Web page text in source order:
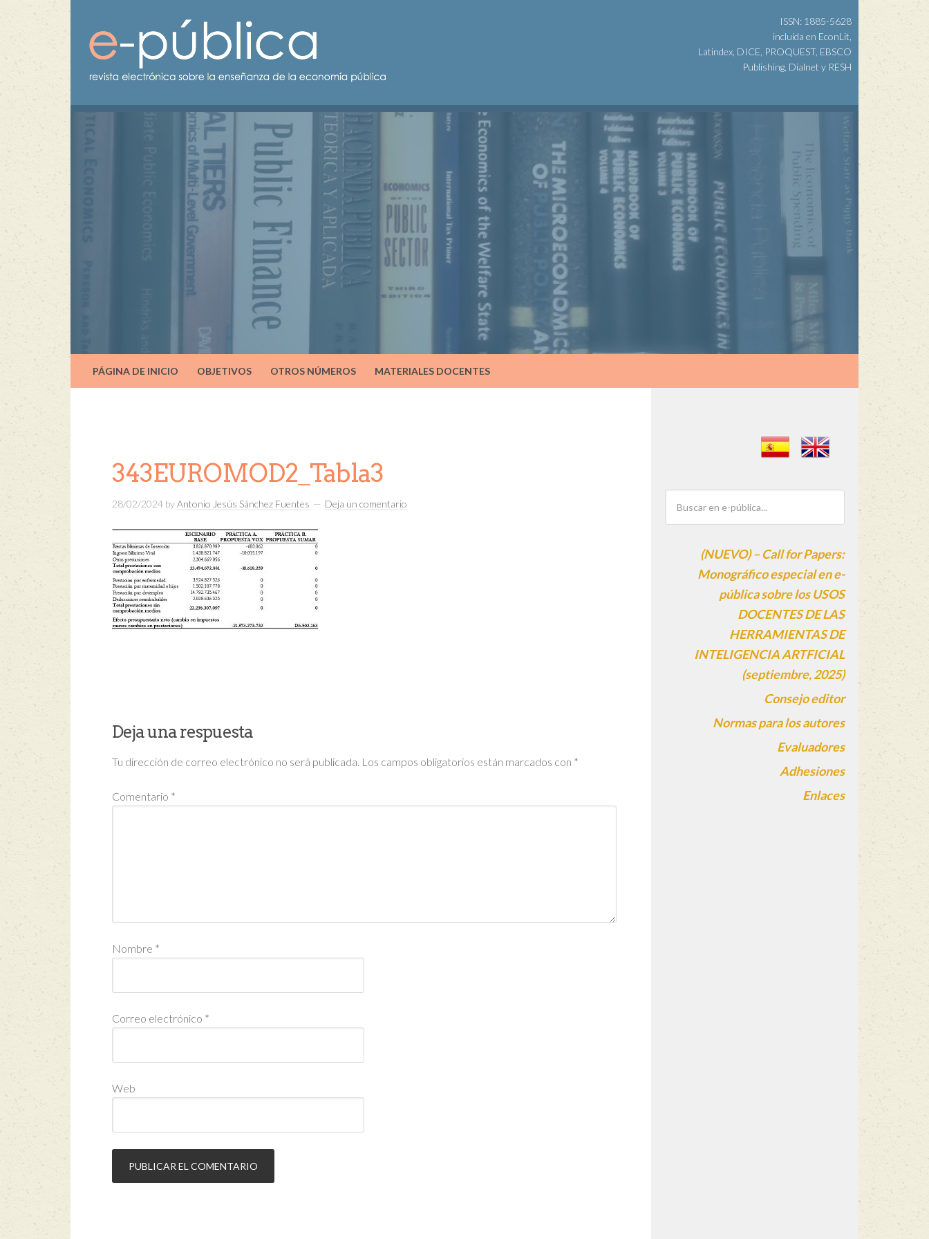
ISSN: 1885-5628
incluida en EconLit,
Latindex, DICE, PROQUEST, EBSCO
Publishing, Dialnet y RESH
PÁGINA DE INICIO OBJETIVOS OTROS NÚMEROS MATERIALES DOCENTES
343EUROMOD2_Tabla3
28/02/2024 byAntonio Jesús Sánchez Fuentes Deja un comentario
Deja una respuesta
Tu dirección de correo electrónico no será publicada. Los campos obligatorios están marcados con *
Comentario *
Nombre *
Correo electrónico *
Web
(NUEVO) – Call for Papers:
Monográfico especial en e-
pública sobre los USOS
DOCENTES DE LAS
HERRAMIENTAS DE
INTELIGENCIA ARTFICIAL
(septiembre, 2025)
Consejo editor
Normas para los autores
Evaluadores
Adhesiones
Enlaces